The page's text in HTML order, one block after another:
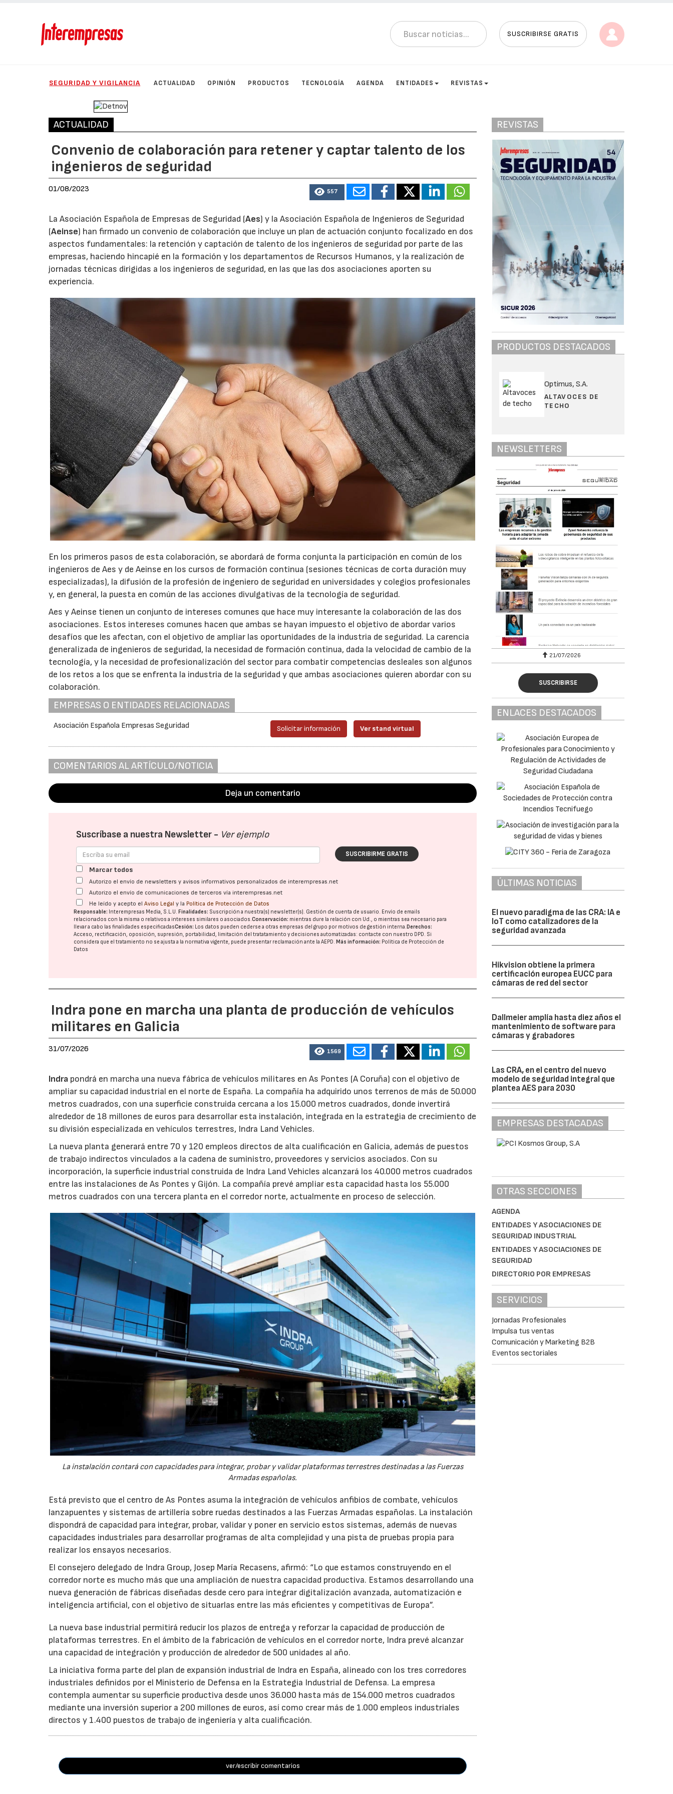
SUSCRIBIRSE GRATIS
SEGURIDAD Y VIGILANCIA ACTUALIDAD OPINIÓN PRODUCTOS TECNOLOGÍA AGENDA ENTIDADES REVISTAS
ACTUALIDAD
Convenio de colaboración para retener y captar talento de los
ingenieros de seguridad
01/08/2023 557
La Asociación Española de Empresas de Seguridad (Aes) y la Asociación Española de Ingenieros de Seguridad
(Aeinse) han firmado un convenio de colaboración que incluye un plan de actuación conjunto focalizado en dos
aspectos fundamentales: la retención y captación de talento de los ingenieros de seguridad por parte de las
empresas, haciendo hincapié en la formación y los departamentos de Recursos Humanos, y la realización de
jornadas técnicas dirigidas a los ingenieros de seguridad, en las que las dos asociaciones aporten su
experiencia.
En los primeros pasos de esta colaboración, se abordará de forma conjunta la participación en común de los
ingenieros de Aes y de Aeinse en los cursos de formación continua (sesiones técnicas de corta duración muy
especializadas), la difusión de la profesión de ingeniero de seguridad en universidades y colegios profesionales
y, en general, la puesta en común de las acciones divulgativas de la tecnología de seguridad.
Aes y Aeinse tienen un conjunto de intereses comunes que hace muy interesante la colaboración de las dos
asociaciones. Estos intereses comunes hacen que ambas se hayan impuesto el objetivo de abordar varios
desafíos que les afectan, con el objetivo de ampliar las oportunidades de la industria de seguridad. La carencia
generalizada de ingenieros de seguridad, la necesidad de formación continua, dada la velocidad de cambio de la
tecnología, y la necesidad de profesionalización del sector para combatir competencias desleales son algunos
de los retos a los que se enfrenta la industria de la seguridad y que ambas asociaciones quieren abordar con su
colaboración.
EMPRESAS O ENTIDADES RELACIONADAS
Asociación Española Empresas Seguridad Solicitar información Ver stand virtual
COMENTARIOS AL ARTÍCULO/NOTICIA
Deja un comentario
Suscríbase a nuestra Newsletter - Ver ejemplo
SUSCRIBIRME GRATIS
Marcar todos
Autorizo el envío de newsletters y avisos informativos personalizados de interempresas.net
Autorizo el envío de comunicaciones de terceros vía interempresas.net
He leído y acepto elAviso Legal y la Política de Protección de Datos
Responsable: Interempresas Media, S.L.U.Finalidades: Suscripción a nuestra(s) newsletter(s). Gestión de cuenta de usuario. Envío de emails
relacionados con la misma o relativos a intereses similares o asociados.Conservación: mientras dure la relación con Ud., o mientras sea necesario para
llevar a cabo las finalidades especificadasCesión: Los datos pueden cederse a otras empresas del grupo por motivos de gestión interna.Derechos:
Acceso, rectificación, oposición, supresión, portabilidad, limitación del tratatamiento y decisiones automatizadas: contacte con nuestro DPD. Si
considera que el tratamiento no se ajusta a la normativa vigente, puede presentar reclamación ante laAEPD.Más información: Política de Protección de
Datos
Indra pone en marcha una planta de producción de vehículos
militares en Galicia
31/07/2026 1569
Indra pondrá en marcha una nueva fábrica de vehículos militares en As Pontes (A Coruña) con el objetivo de
ampliar su capacidad industrial en el norte de España. La compañía ha adquirido unos terrenos de más de 50.000
metros cuadrados, con una superficie construida cercana a los 15.000 metros cuadrados, donde invertirá
alrededor de 18 millones de euros para desarrollar esta instalación, integrada en la estrategia de crecimiento de
su división especializada en vehículos terrestres, Indra Land Vehicles.
La nueva planta generará entre 70 y 120 empleos directos de alta cualificación en Galicia, además de puestos
de trabajo indirectos vinculados a la cadena de suministro, proveedores y servicios asociados. Con su
incorporación, la superficie industrial construida de Indra Land Vehicles alcanzará los 40.000 metros cuadrados
entre las instalaciones de As Pontes y Gijón. La compañía prevé ampliar esta capacidad hasta los 55.000
metros cuadrados con una tercera planta en el corredor norte, actualmente en proceso de selección.
La instalación contará con capacidades para integrar, probar y validar plataformas terrestres destinadas a las Fuerzas
Armadas españolas.
Está previsto que el centro de As Pontes asuma la integración de vehículos anfibios de combate, vehículos
lanzapuentes y sistemas de artillería sobre ruedas destinados a las Fuerzas Armadas españolas. La instalación
dispondrá de capacidad para integrar, probar, validar y poner en servicio estos sistemas, además de nuevas
capacidades industriales para desarrollar programas de alta complejidad y una pista de pruebas propia para
realizar los ensayos necesarios.
El consejero delegado de Indra Group, Josep María Recasens, afirmó: “Lo que estamos construyendo en el
corredor norte es mucho más que una ampliación de nuestra capacidad productiva. Estamos desarrollando una
nueva generación de fábricas diseñadas desde cero para integrar digitalización avanzada, automatización e
inteligencia artificial, con el objetivo de situarlas entre las más eficientes y competitivas de Europa”.
La nueva base industrial permitirá reducir los plazos de entrega y reforzar la capacidad de producción de
plataformas terrestres. En el ámbito de la fabricación de vehículos en el corredor norte, Indra prevé alcanzar
una capacidad de integración y producción de alrededor de 500 unidades al año.
La iniciativa forma parte del plan de expansión industrial de Indra en España, alineado con los tres corredores
industriales definidos por el Ministerio de Defensa en la Estrategia Industrial de Defensa. La empresa
contempla aumentar su superficie productiva desde unos 36.000 hasta más de 154.000 metros cuadrados
mediante una inversión superior a 200 millones de euros, así como crear más de 1.000 empleos industriales
directos y 1.400 puestos de trabajo de ingeniería y alta cualificación.
ver/escribir comentarios
REVISTAS
PRODUCTOS DESTACADOS
Optimus, S.A.
ALTAVOCES DE
TECHO
NEWSLETTERS
21/07/2026
SUSCRIBIRSE
ENLACES DESTACADOS
ÚLTIMAS NOTICIAS
El nuevo paradigma de las CRA: IA e
IoT como catalizadores de la
seguridad avanzada
Hikvision obtiene la primera
certificación europea EUCC para
cámaras de red del sector
Dallmeier amplía hasta diez años el
mantenimiento de software para
cámaras y grabadores
Las CRA, en el centro del nuevo
modelo de seguridad integral que
plantea AES para 2030
EMPRESAS DESTACADAS
OTRAS SECCIONES
AGENDA
ENTIDADES Y ASOCIACIONES DE
SEGURIDAD INDUSTRIAL
ENTIDADES Y ASOCIACIONES DE
SEGURIDAD
DIRECTORIO POR EMPRESAS
SERVICIOS
Jornadas Profesionales
Impulsa tus ventas
Comunicación y Marketing B2B
Eventos sectoriales